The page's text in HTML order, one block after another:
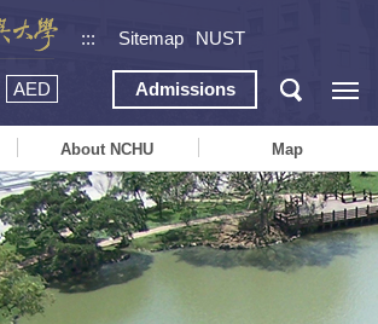
::: Sitemap NUST
AED Admissions
About NCHU Map